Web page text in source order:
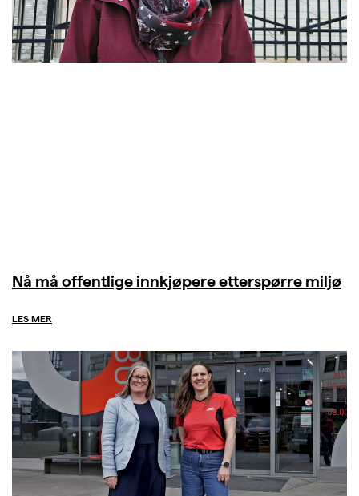
Nå må offentlige innkjøpere etterspørre miljø
LES MER